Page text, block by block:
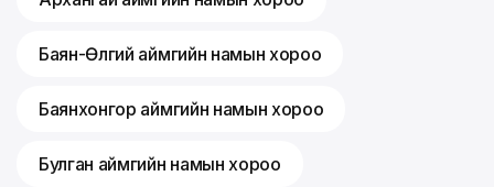
Баян-Өлгий аймгийн намын хороо
Баянхонгор аймгийн намын хороо
Булган аймгийн намын хороо